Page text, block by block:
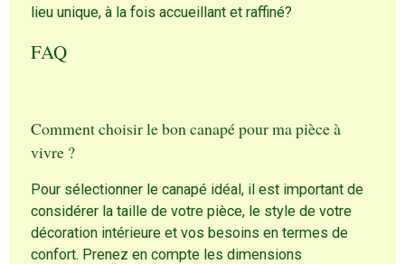
lieu unique, à la fois accueillant et raffiné?
FAQ
Comment choisir le bon canapé pour ma pièce à
vivre ?
Pour sélectionner le canapé idéal, il est important de
considérer la taille de votre pièce, le style de votre
décoration intérieure et vos besoins en termes de
confort. Prenez en compte les dimensions